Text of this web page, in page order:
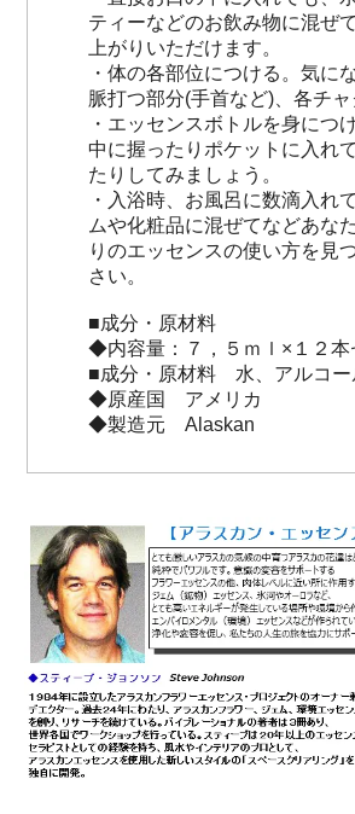
ティーなどのお飲み物に混ぜ
上がりいただけます。
・体の各部位につける。気に
脈打つ部分(手首など)、各チャ
・エッセンスボトルを身につ
中に握ったりポケットに入れ
たりしてみましょう。
・入浴時、お風呂に数滴入れ
ムや化粧品に混ぜてなどあな
りのエッセンスの使い方を見
さい。
■成分・原材料
◆内容量：７，５ｍｌ×１２本
■成分・原材料 水、アルコー
◆原産国 アメリカ
◆製造元 Alaskan